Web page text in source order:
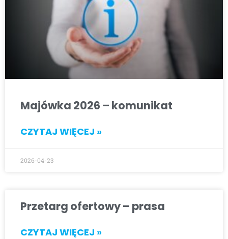
Majówka 2026 – komunikat
CZYTAJ WIĘCEJ »
2026-04-23
Przetarg ofertowy – prasa
CZYTAJ WIĘCEJ »